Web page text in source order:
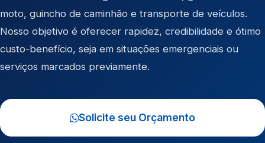
moto, guincho de caminhão e transporte de veículos.
Nosso objetivo é oferecer rapidez, credibilidade e ótimo
custo-benefício, seja em situações emergenciais ou
serviços marcados previamente.
Solicite seu Orçamento